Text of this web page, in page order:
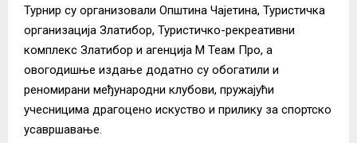
Турнир су организовали Општина Чајетина, Туристичка
организација Златибор, Туристичко-рекреативни
комплекс Златибор и агенција М Теам Про, а
овогодишње издање додатно су обогатили и
реномирани међународни клубови, пружајући
учесницима драгоцено искуство и прилику за спортско
усавршавање.